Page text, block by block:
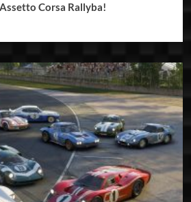
Corsa Rallyba!